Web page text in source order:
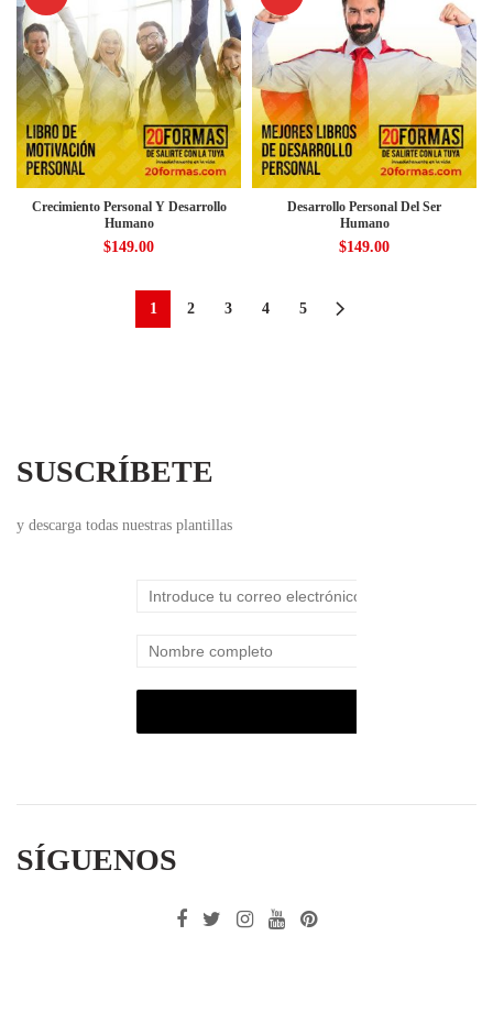
Crecimiento Personal Y Desarrollo
Humano
$149.00
Desarrollo Personal Del Ser
Humano
$149.00
1 2 3 4 5
SUSCRÍBETE
y descarga todas nuestras plantillas
SÍGUENOS